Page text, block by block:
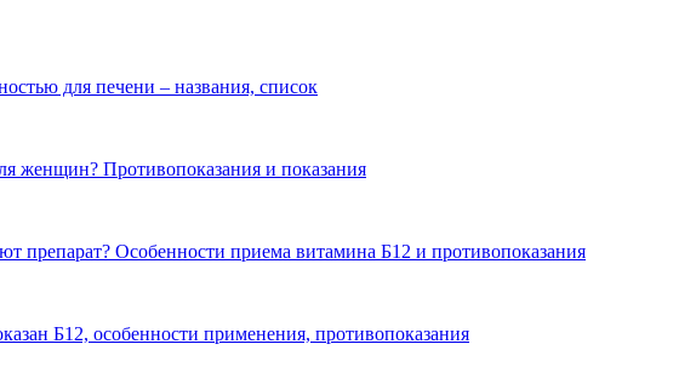
для печени – названия, список
женщин? Противопоказания и показания
препарат? Особенности приема витамина Б12 и противопоказания
Б12, особенности применения, противопоказания